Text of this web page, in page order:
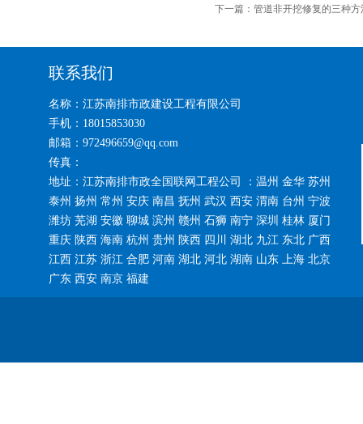
下一篇： 管道非开挖修复的三种
联系我们
名称：江苏南排市政建设工程有限公司
手机：18015853030
邮箱：972496659@qq.com
传真：
地址：江苏南排市政全国联网工程公司 ：温州 金华 苏州
泰州 扬州 常州 安庆 南昌 抚州 武汉 西安 渭南 台州 宁波
潍坊 芜湖 安徽 聊城 滨州 赣州 石狮 南宁 深圳 桂林 厦门
重庆 陕西 海南 杭州 贵州 陕西 四川 湖北 九江 东北 广西
江西 江苏 浙江 合肥 河南 湖北 河北 湖南 山东 上海 北京
广东 西安 南京 福建